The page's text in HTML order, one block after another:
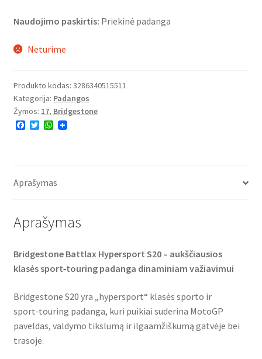
Naudojimo paskirtis: Priekinė padanga
Neturime
Produkto kodas: 3286340515511
Kategorija: Padangos
Žymos: 17, Bridgestone
F
o
T
r
W
p
Aprašymas
Aprašymas
Bridgestone Battlax Hypersport S20 – aukščiausios
klasės sport‑touring padanga dinaminiam važiavimui
Bridgestone S20 yra „hypersport“ klasės sporto ir
sport‑touring padanga, kuri puikiai suderina MotoGP
paveldas, valdymo tikslumą ir ilgaamžiškumą gatvėje bei
trasoje.